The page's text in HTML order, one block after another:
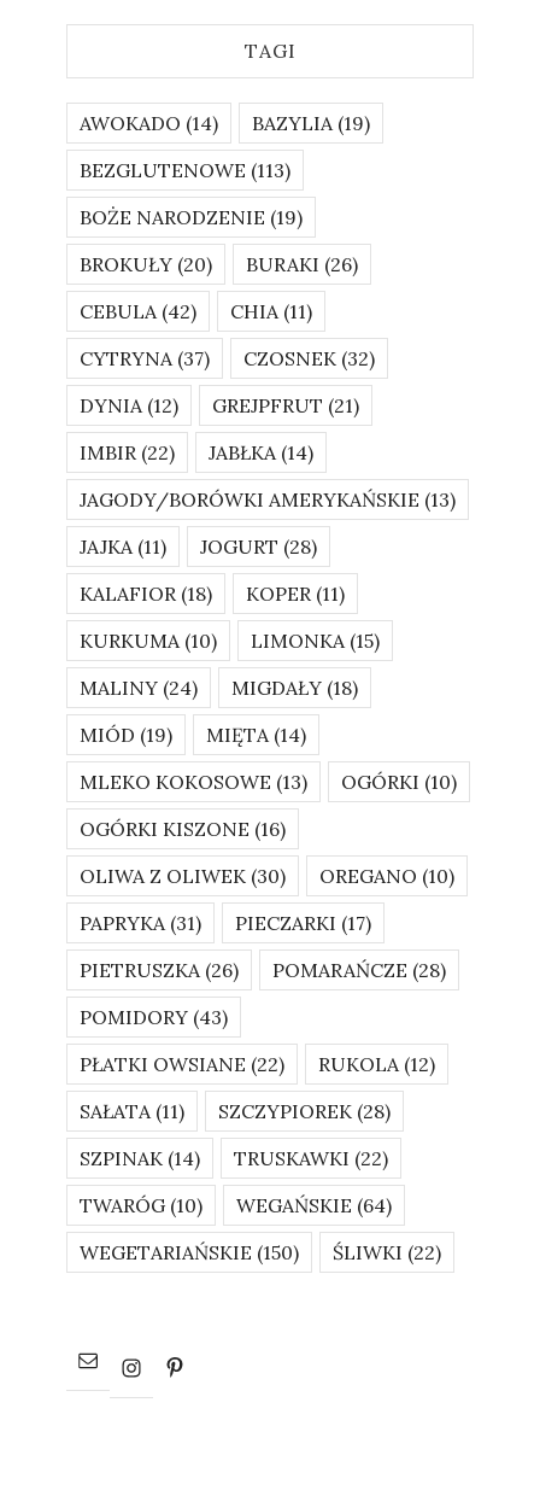
TAGI
AWOKADO (14) BAZYLIA(19)
BEZGLUTENOWE (113)
BOŻE NARODZENIE (19)
BROKUŁY (20) BURAKI (26)
CEBULA(42) CHIA(11)
CYTRYNA(37) CZOSNEK (32)
DYNIA(12) GREJPFRUT (21)
IMBIR (22) JABŁKA(14)
JAGODY/BORÓWKI AMERYKAŃSKIE (13)
JAJKA(11) JOGURT (28)
KALAFIOR (18) KOPER (11)
KURKUMA(10) LIMONKA(15)
MALINY (24) MIGDAŁY (18)
MIÓD (19) MIĘTA(14)
MLEKO KOKOSOWE (13) OGÓRKI (10)
OGÓRKI KISZONE (16)
OLIWA Z OLIWEK (30) OREGANO (10)
PAPRYKA(31) PIECZARKI (17)
PIETRUSZKA(26) POMARAŃCZE (28)
POMIDORY (43)
PŁATKI OWSIANE (22) RUKOLA(12)
SAŁATA(11) SZCZYPIOREK (28)
SZPINAK (14) TRUSKAWKI (22)
TWARÓG (10) WEGAŃSKIE (64)
WEGETARIAŃSKIE (150) ŚLIWKI (22)